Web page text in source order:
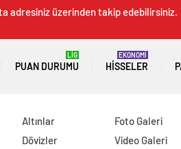
adresiniz üzerinden takip edebilirsiniz.
PUAN DURUMU
LİG
HISSELER
EKONOMİ
Altınlar
Dövizler
Foto Galeri
Video Galeri